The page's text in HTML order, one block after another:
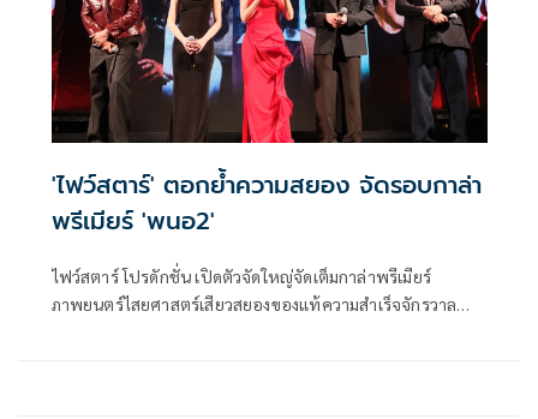
'ไฟว์สตาร์' ตอกย้ำความสยอง จัดรอบกาล่า
พรีเมียร์ 'พนอ2'
ไฟว์สตาร์ โปรดักชั่น เปิดตัวจัดใหญ่จัดเต็มกาล่าพรีเมียร์
ภาพยนตร์ไสยศาสตร์เสียวสยองของแท้ความสําเร็จจักรวาล